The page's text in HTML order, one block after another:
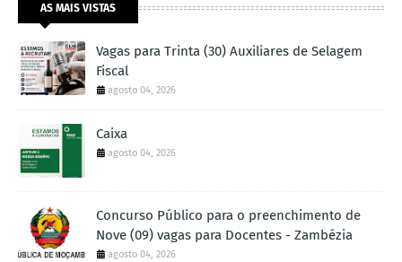
AS MAIS VISTAS
Vagas para Trinta (30) Auxiliares de Selagem
Fiscal
agosto 04, 2026
Caixa
agosto 04, 2026
Concurso Público para o preenchimento de
Nove (09) vagas para Docentes - Zambézia
agosto 04, 2026